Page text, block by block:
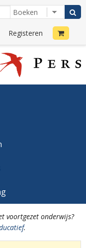
Registeren
voortgezet onderwijs?
.